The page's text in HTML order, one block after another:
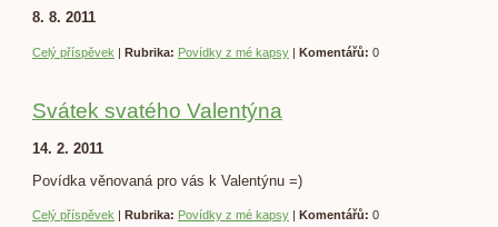
8. 8. 2011
Celý příspěvek | Rubrika: Povídky z mé kapsy | Komentářů: 0
Svátek svatého Valentýna
14. 2. 2011
Povídka věnovaná pro vás k Valentýnu =)
Celý příspěvek | Rubrika: Povídky z mé kapsy | Komentářů: 0